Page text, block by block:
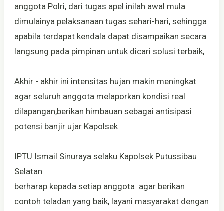
anggota Polri, dari tugas apel inilah awal mula
dimulainya pelaksanaan tugas sehari-hari, sehingga
apabila terdapat kendala dapat disampaikan secara
langsung pada pimpinan untuk dicari solusi terbaik,
Akhir - akhir ini intensitas hujan makin meningkat
agar seluruh anggota melaporkan kondisi real
dilapangan,berikan himbauan sebagai antisipasi
potensi banjir ujar Kapolsek
IPTU Ismail Sinuraya selaku Kapolsek Putussibau
Selatan
berharap kepada setiap anggota agar berikan
contoh teladan yang baik, layani masyarakat dengan